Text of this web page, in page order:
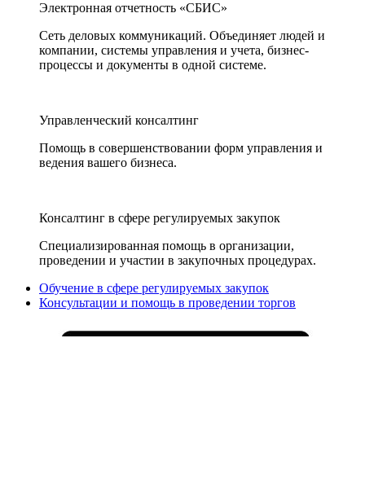
Электронная отчетность «СБИС»
Сеть деловых коммуникаций. Объединяет людей и
компании, системы управления и учета, бизнес-
процессы и документы в одной системе.
Управленческий консалтинг
Помощь в совершенствовании форм управления и
ведения вашего бизнеса.
Консалтинг в сфере регулируемых закупок
Специализированная помощь в организации,
проведении и участии в закупочных процедурах.
Обучение в сфере регулируемых закупок
Консультации и помощь в проведении торгов